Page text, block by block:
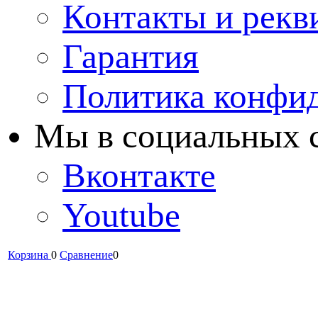
Контакты и
Гарантия
Политика
Мы в cоциальных
Вконтакте
Youtube
Корзина 0 Сравнение0